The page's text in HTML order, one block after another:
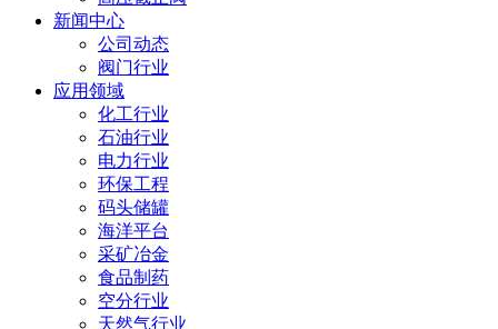
新闻中心
公司动态
阀门行业
应用领域
化工行业
石油行业
电力行业
环保工程
码头储罐
海洋平台
采矿冶金
食品制药
空分行业
天然气行业